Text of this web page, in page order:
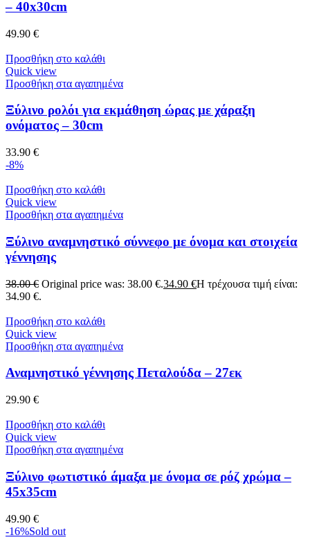
– 40x30cm
49.90 €
Προσθήκη στο καλάθι
Quick view
Προσθήκη στα αγαπημένα
Ξύλινο ρολόι για εκμάθηση ώρας με χάραξη
ονόματος – 30cm
33.90 €
-8%
Προσθήκη στο καλάθι
Quick view
Προσθήκη στα αγαπημένα
Ξύλινο αναμνηστικό σύννεφο με όνομα και στοιχεία
γέννησης
38.00€ Original price was: 38.00 €.34.90 €Η τρέχουσα τιμή είναι:
34.90 €.
Προσθήκη στο καλάθι
Quick view
Προσθήκη στα αγαπημένα
Αναμνηστικό γέννησης Πεταλούδα – 27εκ
29.90 €
Προσθήκη στο καλάθι
Quick view
Προσθήκη στα αγαπημένα
Ξύλινο φωτιστικό άμαξα με όνομα σε ρόζ χρώμα –
45x35cm
49.90 €
-16%Sold out